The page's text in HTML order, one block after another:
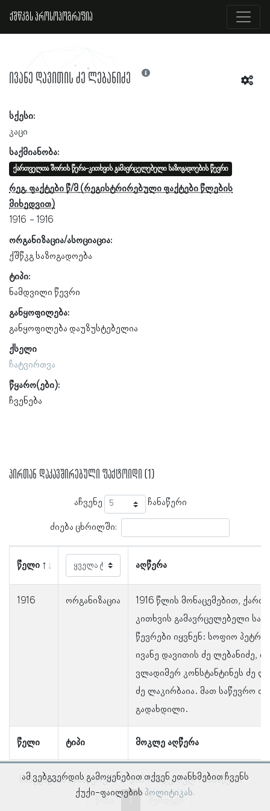
ქშწკგს პროსოპოგრაფია
ივანე დავითის ძე ლებანიძე
სქესი:
კაცი
საქმიანობა:
ქართველთა შორის წერა-კითხვის გამავრცელებელი საზოგადოების წევრი
რეგ. ფაქტები წ/მ
1916
1916
ორგანიზაცია/ასოციაცია:
ქშწკგ საზოგადოება
ტიპი:
ნამდვილი წევრი
განყოფილება:
განყოფილება დაუზუსტებელია
ქსელი
ჩატვირთვა
წყარო(ები):
ჩვენება
პირთან დაკავშირებული ფაქტოიდი (1)
აჩვენე ჩანაწერი
ძიება ცხრილში:
წელი აღწერა
წელი ტიპი მოკლე აღწერა
1916 ორგანიზაცია
1916 წლის მონაცემებით,
კითხვის გამავრცელებელი
წევრები იყვნენ: სოფიო
ივანე დავითის ძე ლებანიძე,
ვლადიმერ კონსტანტინეს ძე
ძე ლაკირბაია. მათ საწევრო
გადახდილი.
ნაჩვენებია ჩანაწერები 1–დან 1–მდე, სულ 1 ჩანაწერი
წინა
შემდეგი
ამ ვებგვერდის გამოყენებით თქვენ ეთანხმებით ჩვენს
ქუქი-ფაილების პოლიტიკას.